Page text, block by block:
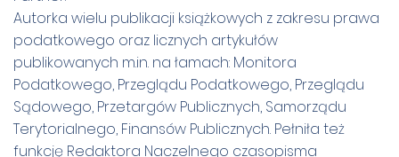
Autorka wielu publikacji książkowych z zakresu prawa
podatkowego oraz licznych artykułów
publikowanych m.in. na łamach: Monitora
Podatkowego, Przeglądu Podatkowego, Przeglądu
Sądowego, Przetargów Publicznych, Samorządu
Terytorialnego, Finansów Publicznych. Pełniła też
funkcję Redaktora Naczelnego czasopisma